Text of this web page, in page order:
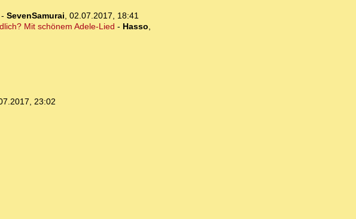
SevenSamurai, 02.07.2017, 18:41
Mit schönem Adele-Lied - Hasso,
23:02